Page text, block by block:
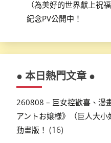
（為美好的世界獻上祝
紀念PV公開中！
● 本日熱門文章 ●
260808 – 巨女控歡喜、漫
アントお嬢様》（巨人大
動畫版！ (16)